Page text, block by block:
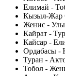
Елимай -
Кызыл-Жар
Женис -
Кайрат -
Кайсар -
Ордабасы -
Туран -
Тобол -